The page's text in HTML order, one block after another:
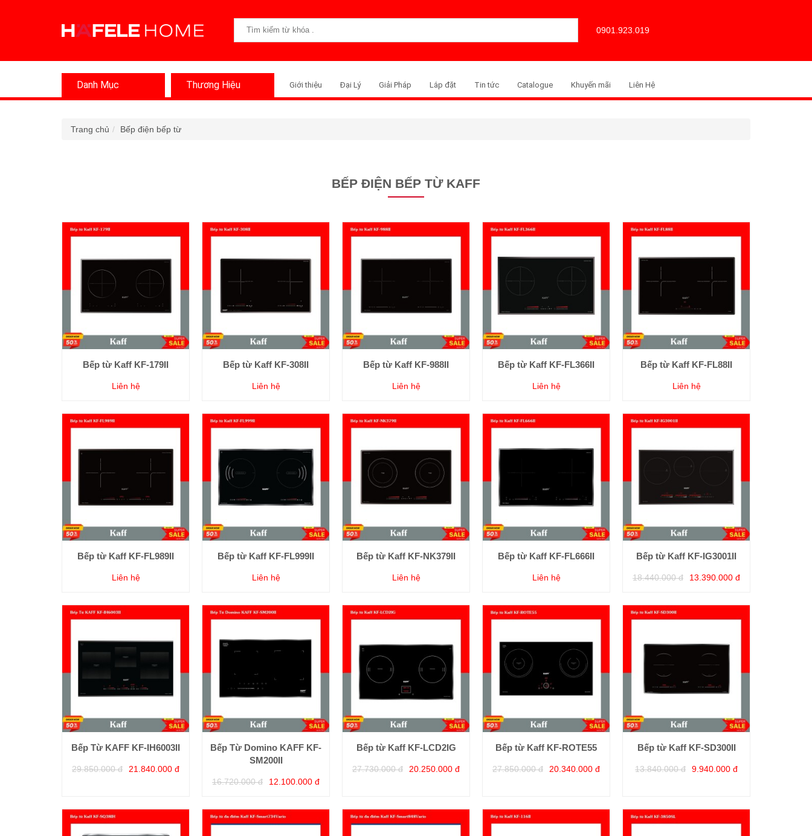
0901.923.019
Danh Mục Thương Hiệu Giới thiệu Đại Lý Giải Pháp Lắp đặt Tin tức Catalogue Khuyến mãi Liên Hệ
Trang chủ Bếp điện bếp từ
BẾP ĐIỆN BẾP TỪ KAFF
Bếp từ Kaff KF-179II
Liên hệ
Bếp từ Kaff KF-308II
Liên hệ
Bếp từ Kaff KF-988II
Liên hệ
Bếp từ Kaff KF-FL366II
Liên hệ
Bếp từ Kaff KF-FL88II
Liên hệ
Bếp từ Kaff KF-FL989II
Liên hệ
Bếp từ Kaff KF-FL999II
Liên hệ
Bếp từ Kaff KF-NK379II
Liên hệ
Bếp từ Kaff KF-FL666II
Liên hệ
Bếp từ Kaff KF-IG3001II
18.440.000 đ 13.390.000 đ
Bếp Từ KAFF KF-IH6003II
29.850.000 đ 21.840.000 đ
Bếp Từ Domino KAFF KF-
SM200II
16.720.000 đ 12.100.000 đ
Bếp từ Kaff KF-LCD2IG
27.730.000 đ 20.250.000 đ
Bếp từ Kaff KF-ROTE55
27.850.000 đ 20.340.000 đ
Bếp từ Kaff KF-SD300II
13.840.000 đ 9.940.000 đ